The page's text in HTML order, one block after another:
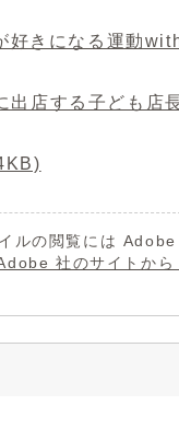
好きになる運動
出店する子ども店
ルの閲覧には
社のサイトか